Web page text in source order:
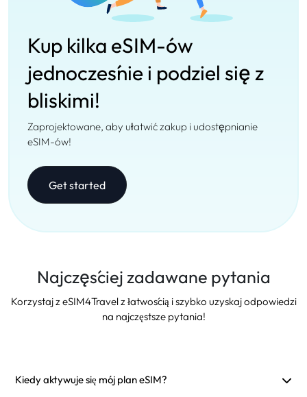
Kup kilka eSIM-ów
jednocześnie i podziel się z
bliskimi!
Zaprojektowane, aby ułatwić zakup i udostępnianie
eSIM-ów!
Get started
Najczęściej zadawane pytania
Korzystaj z eSIM4Travel z łatwością i szybko uzyskaj odpowiedzi
na najczęstsze pytania!
Kiedy aktywuje się mój plan eSIM?